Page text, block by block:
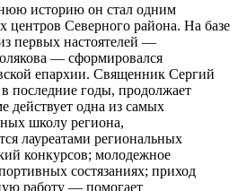
историю он стал одним
центров Северного района. На базе
первых настоятелей —
— сформировался
епархии. Священник Сергий
последние годы, продолжает
действует одна из самых
школу региона,
лауреатами региональных
конкурсов; молодежное
состязаниях; приход
работу — помогает